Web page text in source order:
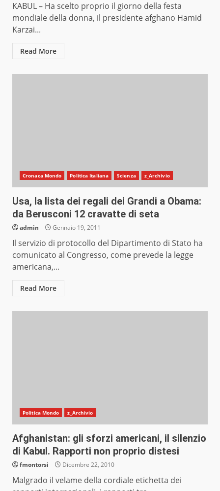
KABUL – Ha scelto proprio il giorno della festa
mondiale della donna, il presidente afghano Hamid
Karzai...
Read More
Cronaca Mondo Politica Italiana Scienza z_Archivio
Usa, la lista dei regali dei Grandi a Obama:
da Berusconi 12 cravatte di seta
admin Gennaio 19, 2011
Il servizio di protocollo del Dipartimento di Stato ha
comunicato al Congresso, come prevede la legge
americana,...
Read More
Politica Mondo z_Archivio
Afghanistan: gli sforzi americani, il silenzio
di Kabul. Rapporti non proprio distesi
fmontorsi Dicembre 22, 2010
Malgrado il velame della cordiale etichetta dei